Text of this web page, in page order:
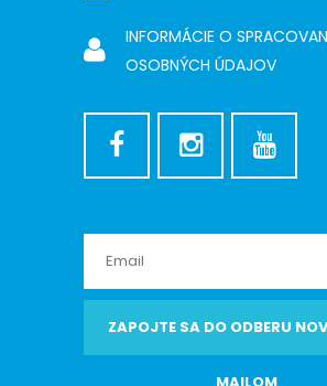
INFORMÁCIE O
OSOBNÝCH ÚDAJOV
ZAPOJTE SA DO ODBERU
MAILOM